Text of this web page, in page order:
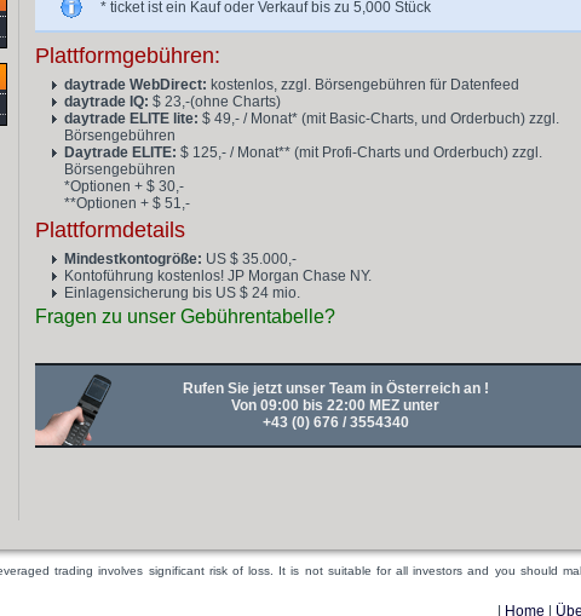
* ticket ist ein Kauf oder Verkauf bis zu 5,000 Stück
Plattformgebühren:
daytrade WebDirect: kostenlos, zzgl. Börsengebühren für Datenfeed
daytrade IQ: $ 23,-(ohne Charts)
daytrade ELITE lite: $ 49,- / Monat* (mit Basic-Charts, und Orderbuch) zzgl.
Börsengebühren
Daytrade ELITE: $ 125,- / Monat** (mit Profi-Charts und Orderbuch) zzgl.
Börsengebühren
*Optionen + $ 30,-
**Optionen + $ 51,-
Plattformdetails
Mindestkontogröße: US $ 35.000,-
Kontoführung kostenlos! JP Morgan Chase NY.
Einlagensicherung bis US $ 24 mio.
Fragen zu unser Gebührentabelle?
Rufen Sie jetzt unser Team in Österreich an !
Von 09:00 bis 22:00 MEZ unter
+43 (0) 676 / 3554340
trading involves significant risk of loss. It is not suitable for all investors and you should
| Home |